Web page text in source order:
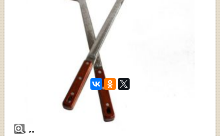
Комплект для перемешивания в воке
казане шумовка с лопаткой с дер.ручкой 8
-12 л